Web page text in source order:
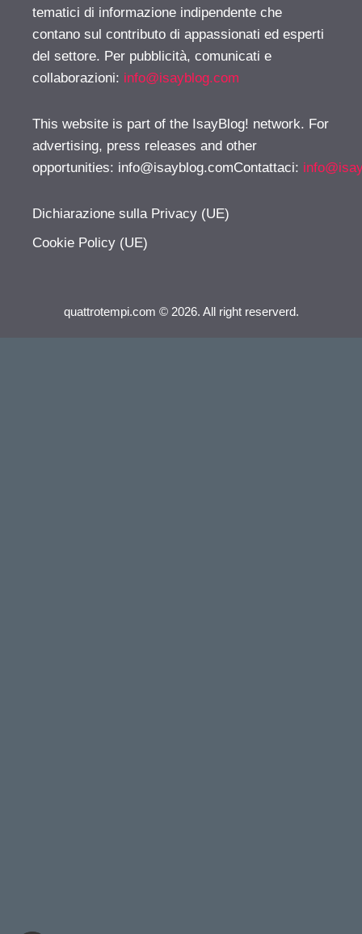
tematici di informazione indipendente che
contano sul contributo di appassionati ed esperti
del settore. Per pubblicità, comunicati e
collaborazioni: info@isayblog.com
This website is part of the IsayBlog! network. For
advertising, press releases and other
opportunities: info@isayblog.comContattaci:
Dichiarazione sulla Privacy (UE)
Cookie Policy (UE)
quattrotempi.com © 2026. All right reserverd.